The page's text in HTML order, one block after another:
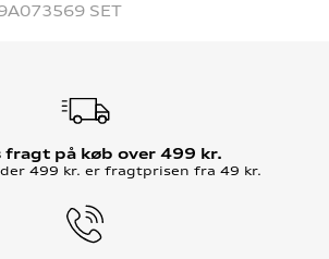
SET
fragt på køb over 499 kr.
499 kr. er fragtprisen fra 49 kr.